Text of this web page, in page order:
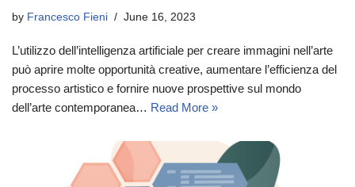
by Francesco Fieni June 16, 2023
L’utilizzo dell’intelligenza artificiale per creare immagini nell’arte
può aprire molte opportunità creative, aumentare l’efficienza del
processo artistico e fornire nuove prospettive sul mondo
dell’arte contemporanea… Read More »